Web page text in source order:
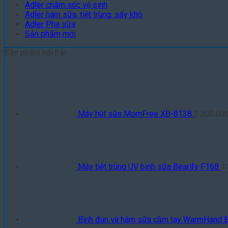
Adler chăm sóc vệ sinh
Adler hâm sữa, tiệt trùng, sấy khô
Adler Pha sữa
Sản phẩm mới
Sản phẩm nổi bật
Máy hút sữa MomFree XB-8138 2.300.000
Máy tiệt trùng UV bình sữa Bearify F168
Bình đun và hâm sữa cầm tay WarmHand